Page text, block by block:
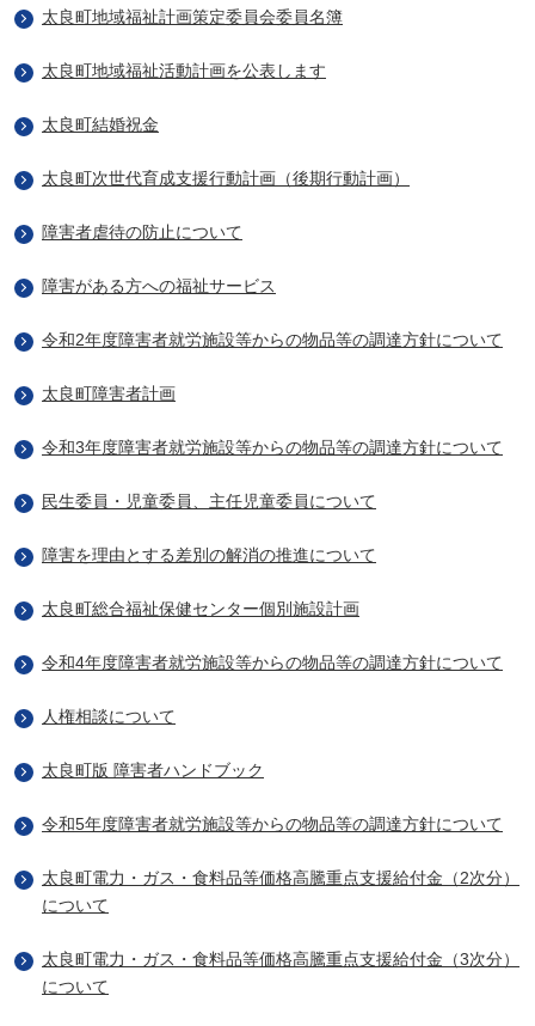
太良町地域福祉計画策定委員会委員名簿
太良町地域福祉活動計画を公表します
太良町結婚祝金
太良町次世代育成支援行動計画（後期行動計画）
障害者虐待の防止について
障害がある方への福祉サービス
令和2年度障害者就労施設等からの物品等の調達方針について
太良町障害者計画
令和3年度障害者就労施設等からの物品等の調達方針について
民生委員・児童委員、主任児童委員について
障害を理由とする差別の解消の推進について
太良町総合福祉保健センター個別施設計画
令和4年度障害者就労施設等からの物品等の調達方針について
人権相談について
太良町版 障害者ハンドブック
令和5年度障害者就労施設等からの物品等の調達方針について
太良町電力・ガス・食料品等価格高騰重点支援給付金（2次分）
について
太良町電力・ガス・食料品等価格高騰重点支援給付金（3次分）
について